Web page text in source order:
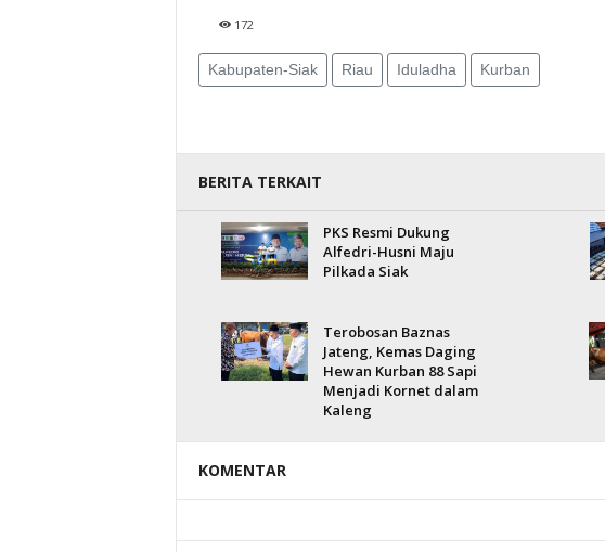
172
Kabupaten-Siak Riau Iduladha Kurban
BERITA TERKAIT
PKS Resmi Dukung
Alfedri-Husni Maju
Pilkada Siak
Terobosan Baznas
Jateng, Kemas Daging
Hewan Kurban 88 Sapi
Menjadi Kornet dalam
Kaleng
KOMENTAR